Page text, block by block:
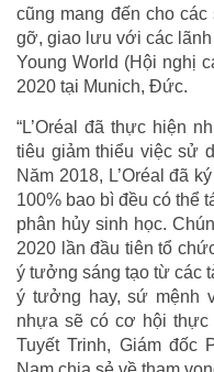
cũng mang đến cho
gỡ, giao lưu với các
Young World (Hội nghị
2020 tại Munich, Đức.
“L’Oréal đã thực hiện
tiêu giảm thiểu việc sử
Năm 2018, L’Oréal đã
100% bao bì đều có thể
phân hủy sinh học.
2020 lần đầu tiên tổ
ý tưởng sáng tạo từ các
ý tưởng hay, sứ mệnh
nhựa sẽ có cơ hội thực
Tuyết Trinh, Giám đốc